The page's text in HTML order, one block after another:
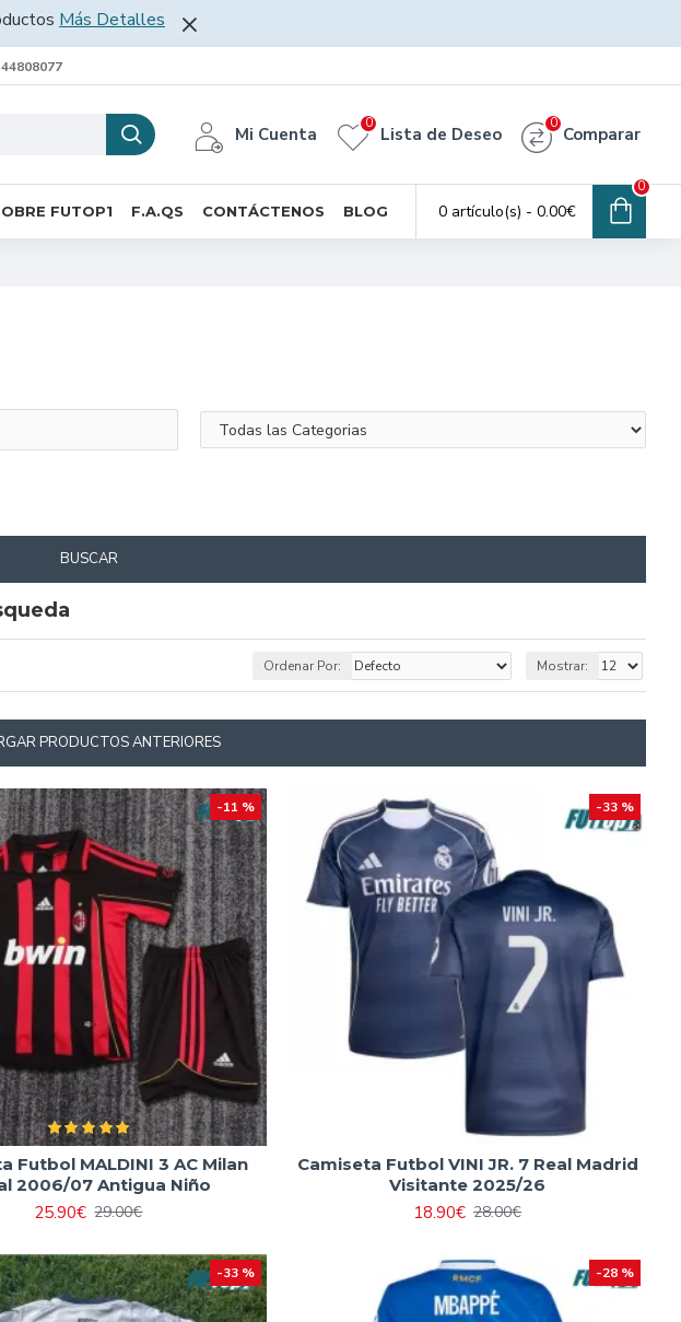
Más Detalles
Mi Cuenta Lista de Deseo
0
Comparar
0
FUTOP1 F.A.QS CONTÁCTENOS BLOG 0 artículo(s) - 0.00€
0
BUSCAR
Ordenar Por: Mostrar:
PRODUCTOS ANTERIORES
-11 %
Futbol MALDINI 3 AC Milan
2006/07 Antigua Niño
25.90€ 29.00€
-33 %
Camiseta Futbol VINI JR. 7 Real Madrid
Visitante 2025/26
18.90€ 28.00€
-33 % -28 %